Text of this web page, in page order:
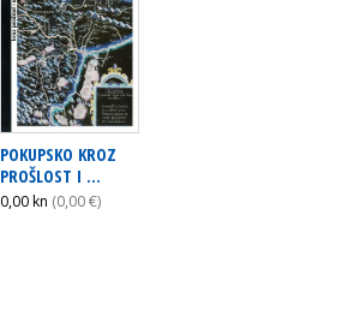
POKUPSKO KROZ
PROŠLOST I ...
0,00 kn (0,00 €)